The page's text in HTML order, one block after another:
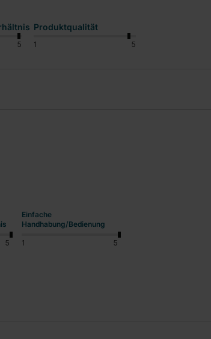
5
Produktqualität
1 5
5
Einfache
Handhabung/Bedienung
1 5